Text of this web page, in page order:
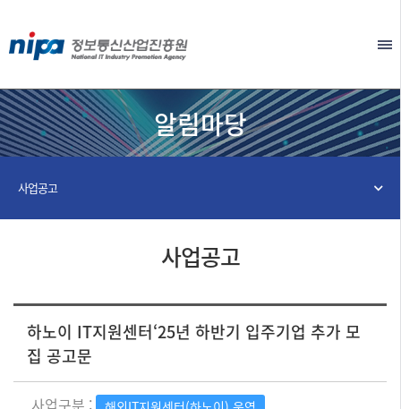
알림마당
사업공고
사업공고
하노이 IT지원센터‘25년 하반기 입주기업 추가 모
집 공고문
사업구분 :